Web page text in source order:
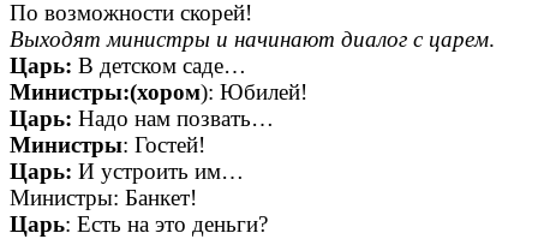
По возможности скорей!
Выходят министры и начинают диалог с царем.
Царь: В детском саде…
Министры:(хором): Юбилей!
Царь: Надо нам позвать…
Министры: Гостей!
Царь: И устроить им…
Министры: Банкет!
Царь: Есть на это деньги?